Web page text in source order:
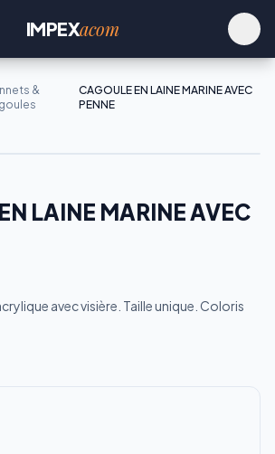
IMPEXacom
&
CAGOULE EN LAINE MARINE AVEC
PENNE
LAINE MARINE AVEC
avec visière. Taille unique. Coloris